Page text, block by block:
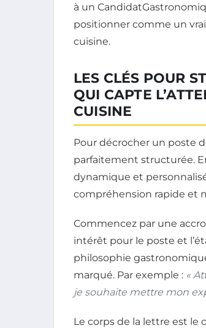
à un
positionner comme un
cuisine.
LES CLÉS POUR
QUI CAPTE
CUISINE
Pour décrocher un poste
parfaitement structurée.
dynamique et
compréhension rapide et
Commencez par une
intérêt pour le poste et
philosophie
marqué. Par exemple : «
je souhaite mettre mon
Le corps de la lettre est